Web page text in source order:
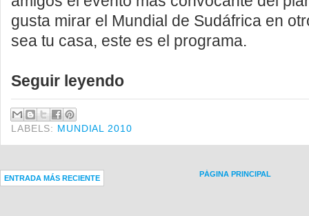
gusta mirar el Mundial de Sudáfrica en
sea tu casa, este es el programa.
Seguir leyendo
LABELS: MUNDIAL 2010
ENTRADA MÁS RECIENTE PÁGINA PRINCIPAL